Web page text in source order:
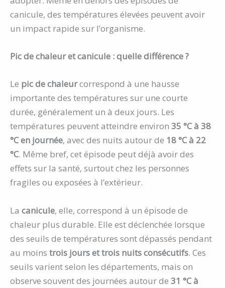
canicule, des températures élevées peuvent avoir
un impact rapide sur l’organisme.
Pic de chaleur et canicule : quelle différence ?
Le pic de chaleurcorrespond à une hausse
importante des températures sur une courte
durée, généralement un à deux jours. Les
températures peuvent atteindre environ 35 °C à 38
°C en journée, avec des nuits autour de 18 °C à 22
°C. Même bref, cet épisode peut déjà avoir des
effets sur la santé, surtout chez les personnes
fragiles ou exposées à l’extérieur.
La canicule, elle, correspond à un épisode de
chaleur plus durable. Elle est déclenchée lorsque
des seuils de températures sont dépassés pendant
au moins trois jours et trois nuits consécutifs. Ces
seuils varient selon les départements, mais on
observe souvent des journées autour de 31 °C à